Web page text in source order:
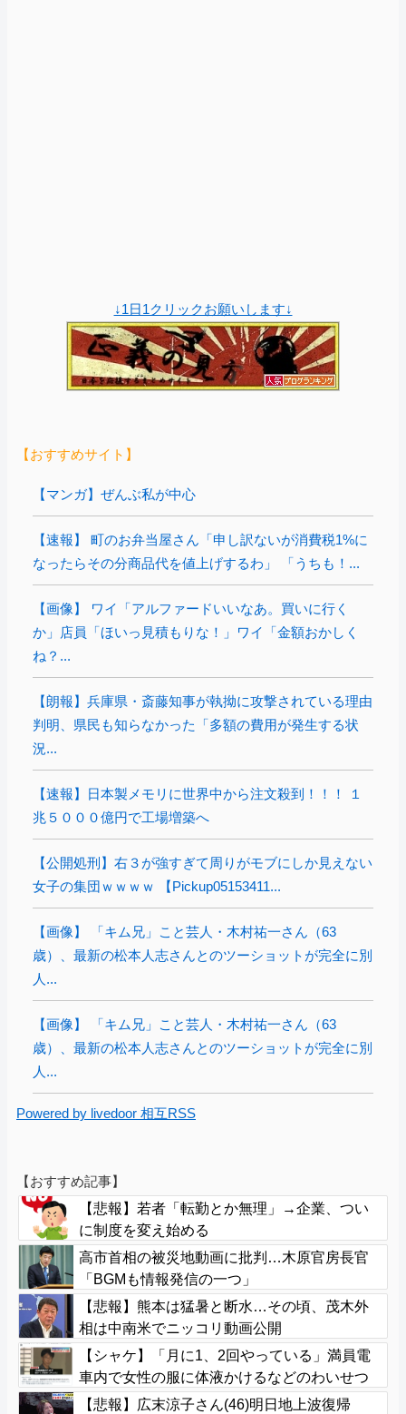
↓1日1クリックお願いします↓
【おすすめサイト】
【マンガ】ぜんぶ私が中心
【速報】 町のお弁当屋さん「申し訳ないが消費税1%に
なったらその分商品代を値上げするわ」 「うちも！...
【画像】 ワイ「アルファードいいなあ。買いに行く
か」店員「ほいっ見積もりな！」ワイ「金額おかしく
ね？...
【朗報】兵庫県・斎藤知事が執拗に攻撃されている理由
判明、県民も知らなかった「多額の費用が発生する状
況...
【速報】日本製メモリに世界中から注文殺到！！！ １
兆５０００億円で工場増築へ
【公開処刑】右３が強すぎて周りがモブにしか見えない
女子の集団ｗｗｗｗ 【Pickup05153411...
【画像】 「キム兄」こと芸人・木村祐一さん（63
歳）、最新の松本人志さんとのツーショットが完全に別
人...
【画像】 「キム兄」こと芸人・木村祐一さん（63
歳）、最新の松本人志さんとのツーショットが完全に別
人...
Powered by livedoor 相互RSS
【おすすめ記事】
【悲報】若者「転勤とか無理」→企業、つい
に制度を変え始める
高市首相の被災地動画に批判…木原官房長官
「BGMも情報発信の一つ」
【悲報】熊本は猛暑と断水…その頃、茂木外
相は中南米でニッコリ動画公開
【シャケ】「月に1、2回やっている」満員電
車内で女性の服に体液かけるなどのわいせつ
行為か 学習塾経営の60歳男を逮捕 警視庁
【悲報】広末涼子さん(46)明日地上波復帰